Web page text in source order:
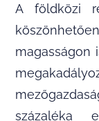
A földközi
magasságon
százaléka